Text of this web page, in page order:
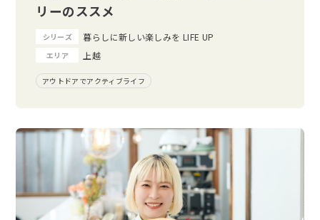
リーのススメ
シリーズ 暮らしに新しい楽しみを LIFE UP
エリア 上越
アウトドアでアクティブライフ